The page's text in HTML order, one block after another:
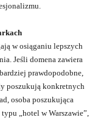
w osiąganiu lepszych
Jeśli domena zawiera
prawdopodobne,
poszukują konkretnych
osoba poszukująca
„hotel w Warszawie”,